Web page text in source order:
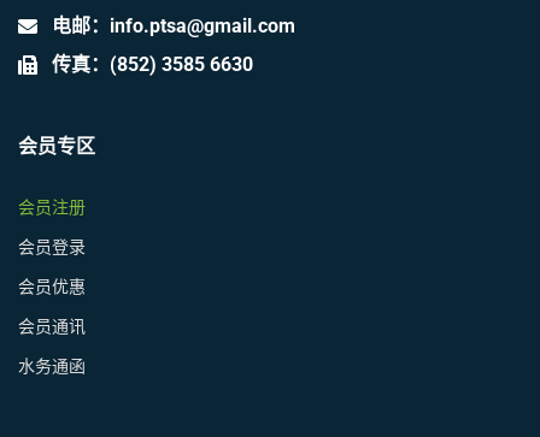
电邮：info.ptsa@gmail.com
传真：(852) 3585 6630
会员专区
会员注册
会员登录
会员优惠
会员通讯
水务通函